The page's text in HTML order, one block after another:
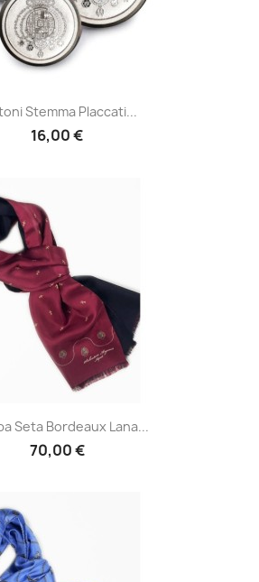
Stemma Placcati...
16,00 €
Seta Bordeaux Lana...
70,00 €